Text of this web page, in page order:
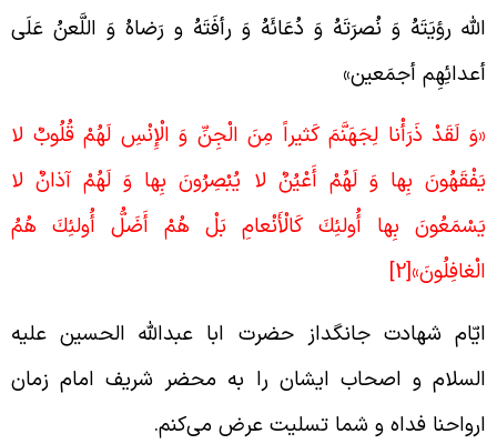
رؤیَتَهُ وَ نُصرَتَهُ وَ دُعَائَهُ وَ رأفَتَهُ و رَضاهُ وَ اللَّعنُ عَلَی
أجمَعین»
لَقَدْ ذَرَأْنا لِجَهَنَّمَ كَثيراً مِنَ الْجِنِّ وَ الْإِنْسِ لَهُمْ قُلُوبٌ لا
بِها وَ لَهُمْ أَعْيُنٌ لا يُبْصِرُونَ بِها وَ لَهُمْ آذانٌ لا
بِها أُولئِكَ كَالْأَنْعامِ بَلْ هُمْ أَضَلُّ أُولئِكَ هُمُ
[2]
شهادت جانگداز حضرت ابا عبدالله الحسین علیه
و اصحاب ایشان را به محضر شریف امام زمان
فداه و شما تسلیت عرض می‌کنم.